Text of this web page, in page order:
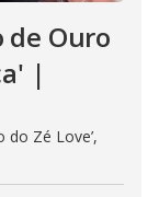
de Ouro
|
Zé Love’,